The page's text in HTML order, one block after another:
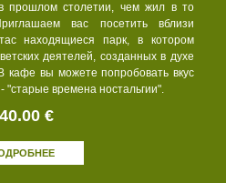
прошлом столетии, чем жил в то
вас посетить вблизи
находящиеся парк, в котором
деятелей, созданных в духе
кафе вы можете попробовать вкус
времена ностальгии".
€